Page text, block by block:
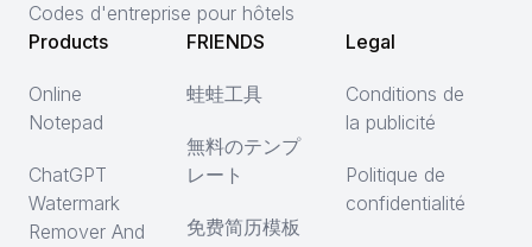
Codes d'entreprise pour hôtels
Products
Online
Notepad
ChatGPT
Watermark
Remover And
FRIENDS
蛙蛙工具
無料のテンプ
レート
免费简历模板
Legal
Conditions de
la publicité
Politique de
confidentialité